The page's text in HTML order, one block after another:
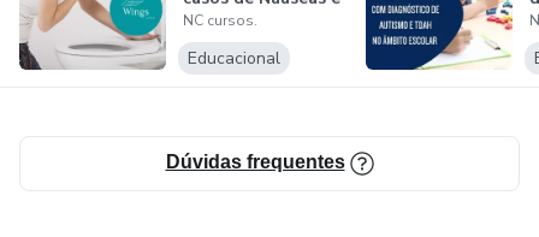
Vômitos
NC cursos.
Educacional
Dúvidas frequentes